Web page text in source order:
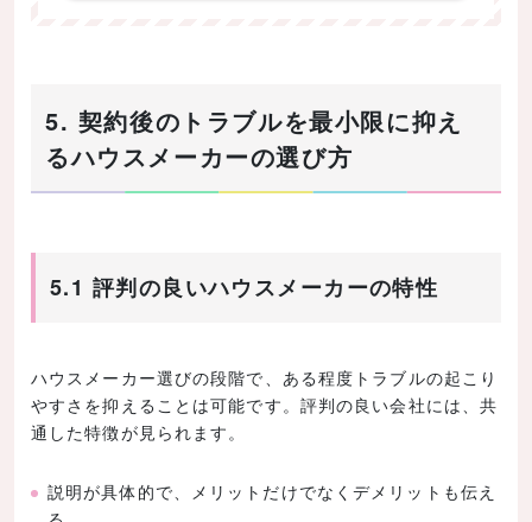
5. 契約後のトラブルを最小限に抑え
るハウスメーカーの選び方
5.1 評判の良いハウスメーカーの特性
ハウスメーカー選びの段階で、ある程度トラブルの起こり
やすさを抑えることは可能です。評判の良い会社には、共
通した特徴が見られます。
説明が具体的で、メリットだけでなくデメリットも伝え